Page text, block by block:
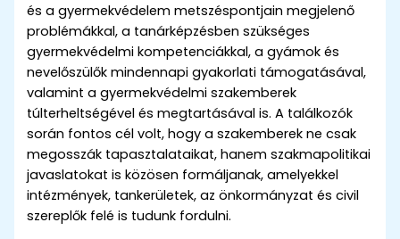
és a gyermekvédelem metszéspontjain megjelenő
problémákkal, a tanárképzésben szükséges
gyermekvédelmi kompetenciákkal, a gyámok és
nevelőszülők mindennapi gyakorlati támogatásával,
valamint a gyermekvédelmi szakemberek
túlterheltségével és megtartásával is. A találkozók
során fontos cél volt, hogy a szakemberek ne csak
megosszák tapasztalataikat, hanem szakmapolitikai
javaslatokat is közösen formáljanak, amelyekkel
intézmények, tankerületek, az önkormányzat és civil
szereplők felé is tudunk fordulni.